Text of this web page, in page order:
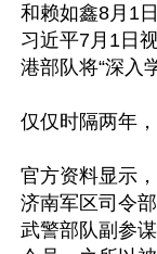
和赖如鑫8月1
习近平7月1日
港部队将“深入
仅仅时隔两年
官方资料显示
济南军区司令
武警部队副参